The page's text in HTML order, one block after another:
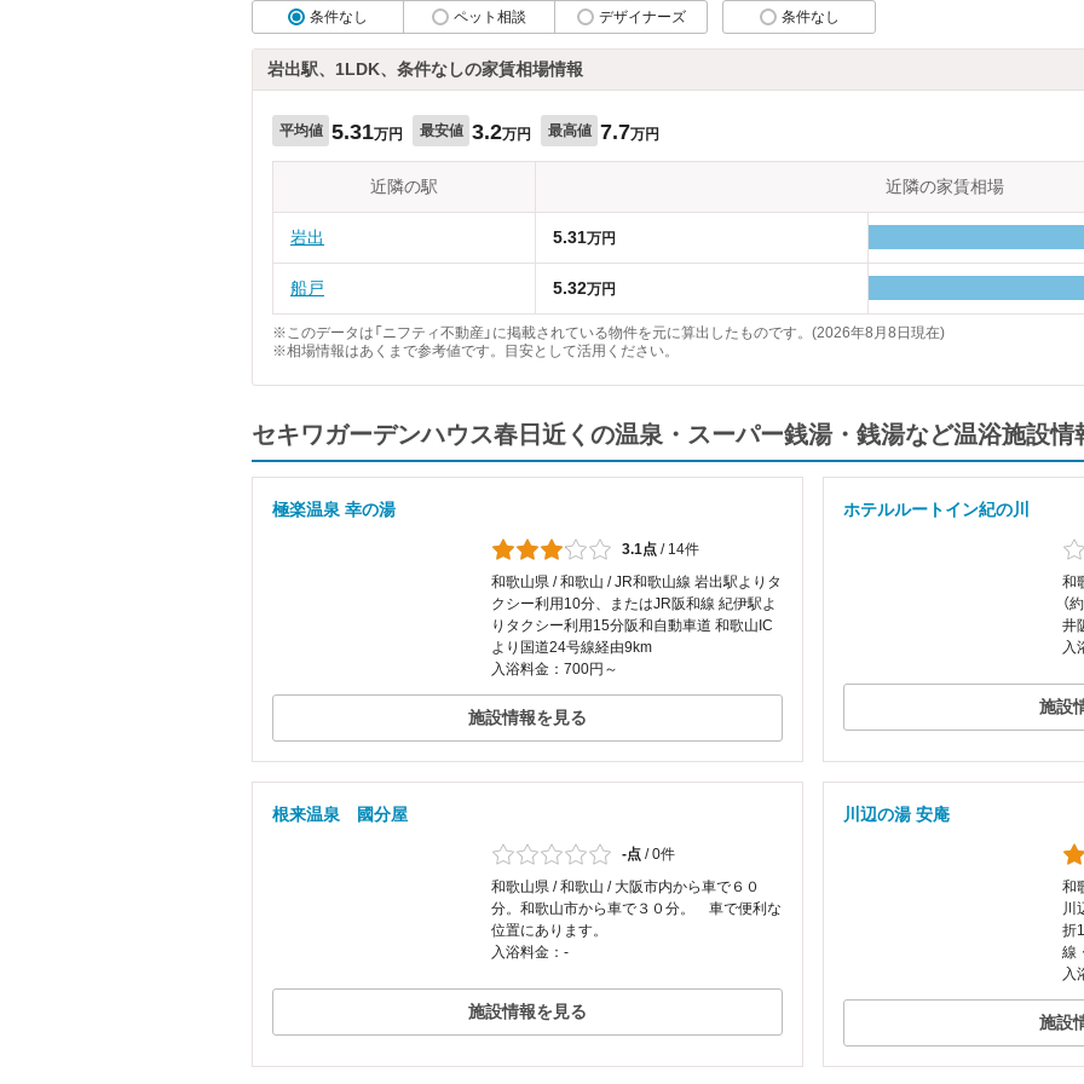
条件なし ペット相談 デザイナーズ 条件なし
岩出駅、1LDK、条件なしの家賃相場情報
平均値 5.31万円 最安値 3.2万円 最高値 7.7万円
近隣の駅 近隣の家賃相場
岩出 5.31万円
船戸 5.32万円
※このデータは「ニフティ不動産」に掲載されている物件を元に算出したものです。(2026年8月8日現在)
※相場情報はあくまで参考値です。目安として活用ください。
セキワガーデンハウス春日近くの温泉・スーパー銭湯・銭湯など温浴施設情
極楽温泉 幸の湯
3.1点 / 14件
和歌山県 / 和歌山 / JR和歌山線 岩出駅よりタ
クシー利用10分、またはJR阪和線 紀伊駅よ
りタクシー利用15分阪和自動車道 和歌山IC
より国道24号線経由9km
入浴料金：700円～
施設情報を見る
ホテルルートイン紀の川
和
（
井
入
施設
根来温泉 國分屋
-点 /0件
和歌山県 / 和歌山 / 大阪市内から車で６０
分。和歌山市から車で３０分。 車で便利な
位置にあります。
入浴料金：-
施設情報を見る
川辺の湯 安庵
和
川
折
線
入
施設